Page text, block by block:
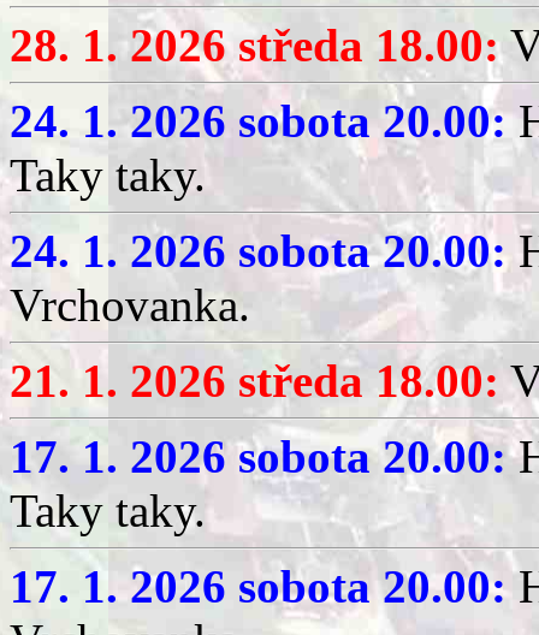
28. 1. 2026 středa 18.00:
24. 1. 2026 sobota 20.00:
Taky taky.
24. 1. 2026 sobota 20.00:
Vrchovanka.
21. 1. 2026 středa 18.00:
17. 1. 2026 sobota 20.00:
Taky taky.
17. 1. 2026 sobota 20.00: